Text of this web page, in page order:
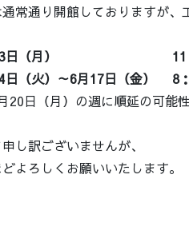
常通り開館しておりますが
6月13日（月） 11：
火）～6月17日（金） 8：
20日（月）の週に順延の可能性
し訳ございませんが、
よろしくお願いいたします。